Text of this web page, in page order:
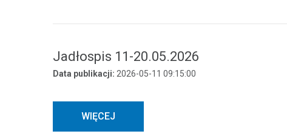
Jadłospis 11-20.05.2026
Data publikacji: 2026-05-11 09:15:00
WIĘCEJ